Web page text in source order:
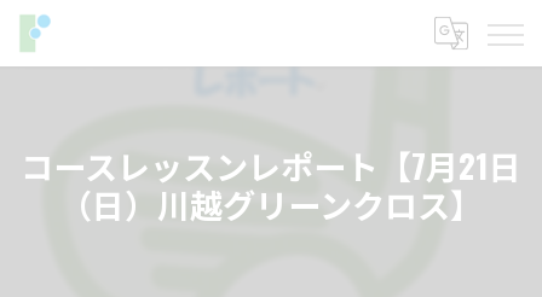
コースレッスンレポート【7月21日
（日）川越グリーンクロス】